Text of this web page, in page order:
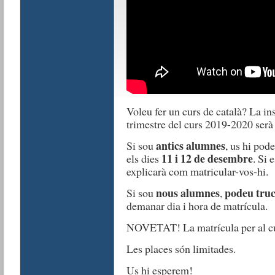
Voleu fer un curs de català? La
trimestre del curs 2019-2020
Si souantics alumnes, us hi
els dies 11 i 12 de desembre. Si
explicarà com matricular-vos-hi.
Si sounous alumnes,podeu
demanar dia i hora de matrícula.
NOVETAT! La matrícula per al
Les places són limitades.
Us hi esperem!